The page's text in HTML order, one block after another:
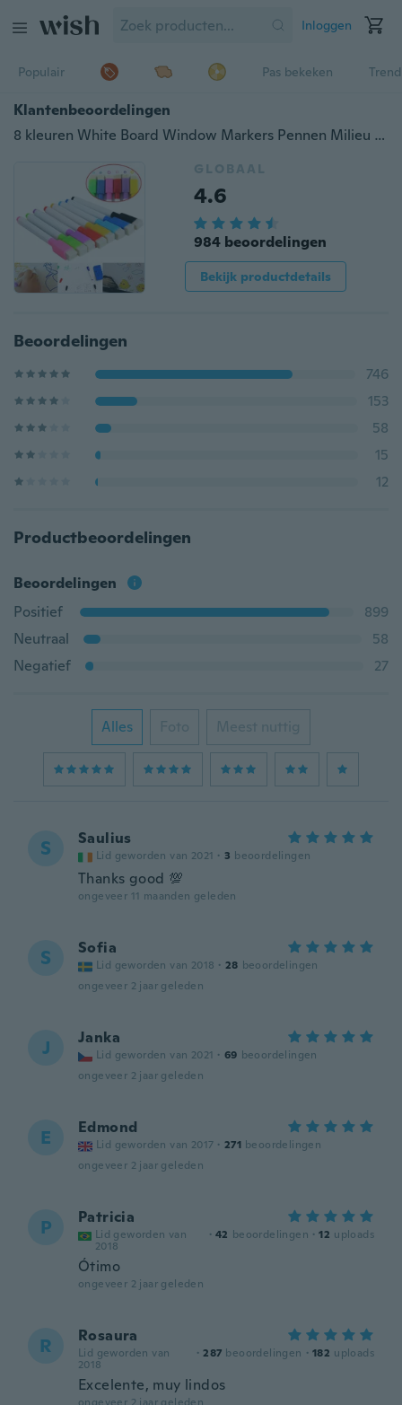
Inloggen
Populair Pas bekeken
Klantenbeoordelingen
8 kleuren White Board Window Markers Pennen Milieu Whiteboard Pen Whiteboard Marker
GLOBAAL
4.6
984 beoordelingen
Bekijk productdetails
Beoordelingen
746
153
58
15
12
Productbeoordelingen
Beoordelingen
Positief
899
Neutraal
58
Negatief
27
Alles Foto Meest nuttig
S Saulius
Lid geworden van 2021 · 3 beoordelingen
Thanks good 💯
ongeveer 11 maanden geleden
S Sofia
Lid geworden van 2018 · 28 beoordelingen
ongeveer 2 jaar geleden
J Janka
Lid geworden van 2021 · 69 beoordelingen
ongeveer 2 jaar geleden
E Edmond
Lid geworden van 2017 · 271 beoordelingen
ongeveer 2 jaar geleden
P Patricia
Lid geworden van
2018
· 42 beoordelingen · 12 uploads
Ótimo
ongeveer 2 jaar geleden
R Rosaura
Lid geworden van
2018
· 287 beoordelingen · 182 uploads
Excelente, muy lindos